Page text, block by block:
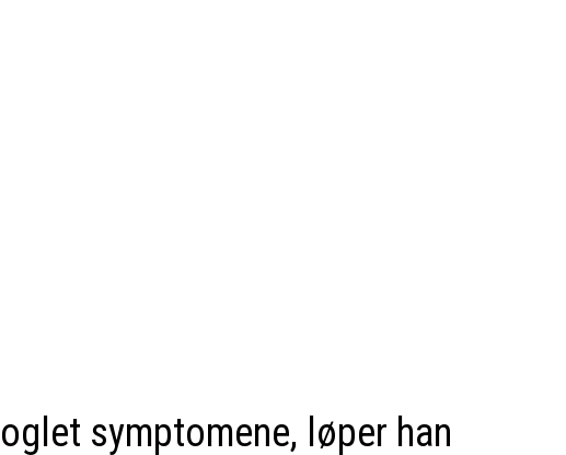
symptomene, løper han